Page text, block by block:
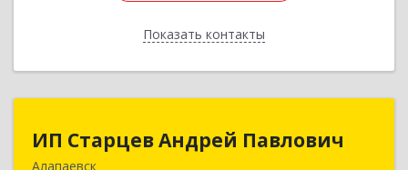
Показать контакты
Назад
ИП Старцев Андрей Павлович
Алапаевск
ИП Старцев Андрей Павлович